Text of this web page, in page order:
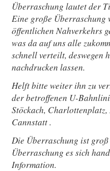
Überraschung lautet der
Eine große Überraschung
öffentlichen Nahverkehrs
was da auf uns alle
schnell verteilt, deswegen
nachdrucken lassen.
Helft bitte weiter ihn zu
der betroffenen U-
Stöckach,
Cannstatt .
Die Überraschung ist
Überraschung es sich
Information.